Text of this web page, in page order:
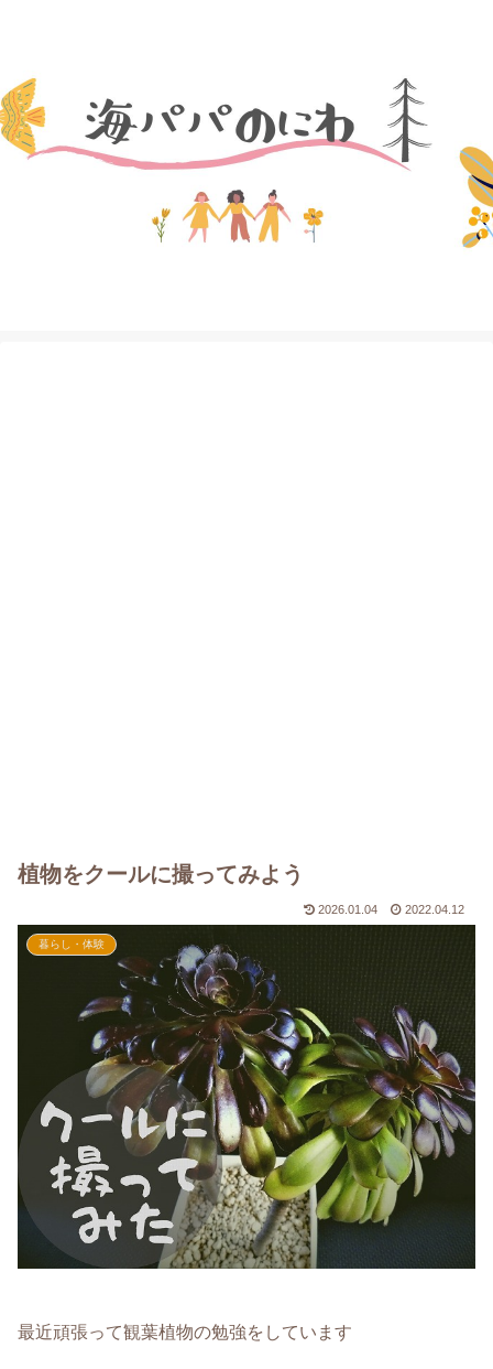
植物をクールに撮ってみよう
2026.01.04 2022.04.12
暮らし・体験
最近頑張って観葉植物の勉強をしています